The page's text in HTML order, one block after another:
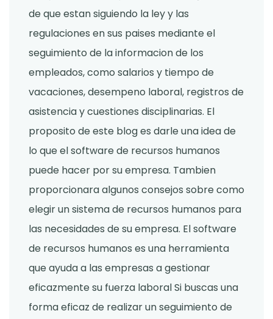
de que estan siguiendo la ley y las
regulaciones en sus paises mediante el
seguimiento de la informacion de los
empleados, como salarios y tiempo de
vacaciones, desempeno laboral, registros de
asistencia y cuestiones disciplinarias. El
proposito de este blog es darle una idea de
lo que el software de recursos humanos
puede hacer por su empresa. Tambien
proporcionara algunos consejos sobre como
elegir un sistema de recursos humanos para
las necesidades de su empresa. El software
de recursos humanos es una herramienta
que ayuda a las empresas a gestionar
eficazmente su fuerza laboral Si buscas una
forma eficaz de realizar un seguimiento de